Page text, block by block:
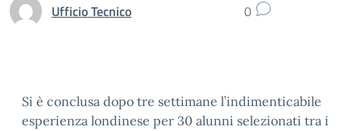
Ufficio Tecnico 0
Si è conclusa dopo tre settimane l’indimenticabile
esperienza londinese per 30 alunni selezionati tra i